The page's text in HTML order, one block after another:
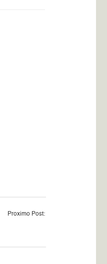
Proximo Post: